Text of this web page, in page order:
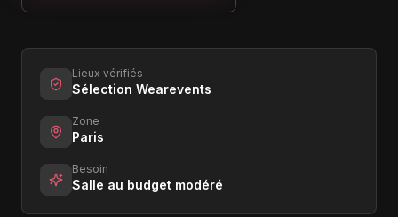
Lieux vérifiés
Sélection Wearevents
Zone
Paris
Besoin
Salle au budget modéré